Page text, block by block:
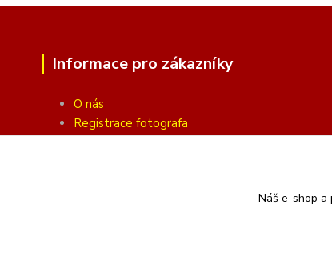
Informace pro zákazníky
O nás
Registrace fotografa
Náš e-shop a